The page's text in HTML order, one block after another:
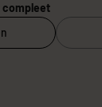
compleet